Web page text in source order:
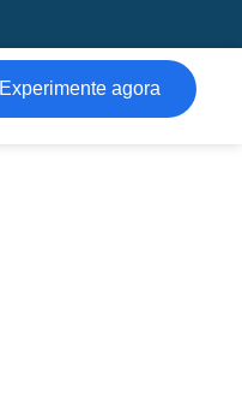
Experimente agora